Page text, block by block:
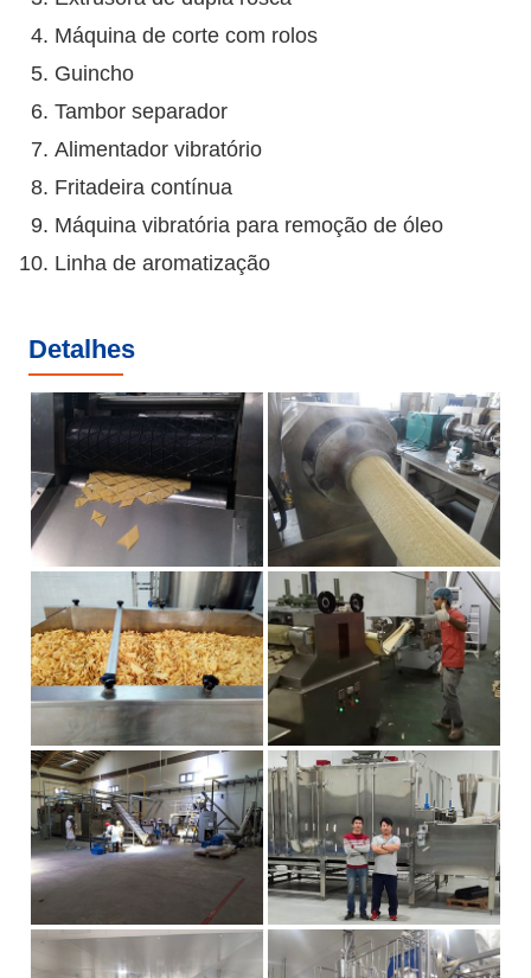
Máquina de corte com rolos
Guincho
Tambor separador
Alimentador vibratório
Fritadeira contínua
Máquina vibratória para remoção de óleo
Linha de aromatização
Detalhes